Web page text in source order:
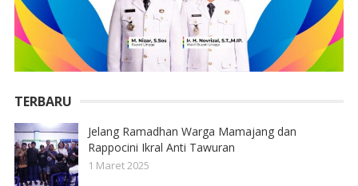
TERBARU
Jelang Ramadhan Warga Mamajang dan
Rappocini Ikral Anti Tawuran
1 Maret 2025